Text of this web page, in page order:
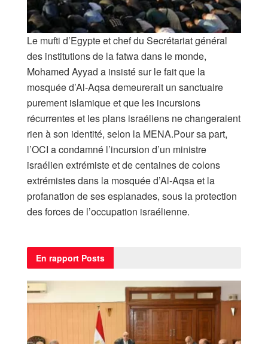
Le mufti d’Egypte et chef du Secrétariat général
des institutions de la fatwa dans le monde,
Mohamed Ayyad a insisté sur le fait que la
mosquée d’Al-Aqsa demeurerait un sanctuaire
purement islamique et que les incursions
récurrentes et les plans israéliens ne changeraient
rien à son identité, selon la MENA.Pour sa part,
l’OCI a condamné l’incursion d’un ministre
israélien extrémiste et de centaines de colons
extrémistes dans la mosquée d’Al-Aqsa et la
profanation de ses esplanades, sous la protection
des forces de l’occupation israélienne.
En rapport Posts